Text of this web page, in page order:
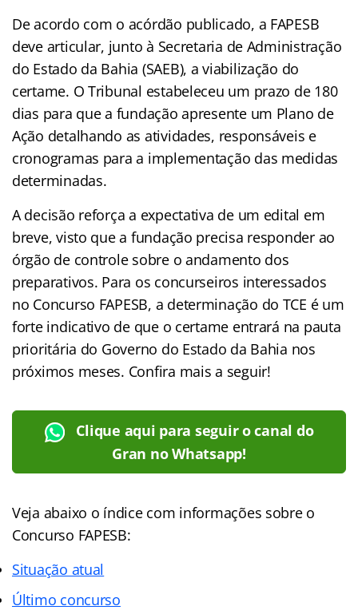
De acordo com o acórdão publicado, a FAPESB
deve articular, junto à Secretaria de Administração
do Estado da Bahia (SAEB), a viabilização do
certame. O Tribunal estabeleceu um prazo de 180
dias para que a fundação apresente um Plano de
Ação detalhando as atividades, responsáveis e
cronogramas para a implementação das medidas
determinadas.
A decisão reforça a expectativa de um edital em
breve, visto que a fundação precisa responder ao
órgão de controle sobre o andamento dos
preparativos. Para os concurseiros interessados
no Concurso FAPESB, a determinação do TCE é um
forte indicativo de que o certame entrará na pauta
prioritária do Governo do Estado da Bahia nos
próximos meses. Confira mais a seguir!
Clique aqui para seguir o canal do
Gran no Whatsapp!
Veja abaixo o índicecom informações sobre o
Concurso FAPESB:
Situação atual
Último concurso